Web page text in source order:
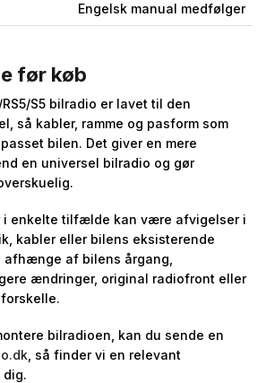
Engelsk manual medfølger
før køb
S5 bilradio er lavet til den
så kabler, ramme og pasform som
bilen. Det giver en mere
en universel bilradio og gør
i enkelte tilfælde kan være afvigelser i
kabler eller bilens eksisterende
af bilens årgang,
ændringer, original radiofront eller
bilradioen, kan du sende en
, så finder vi en relevant
dig.